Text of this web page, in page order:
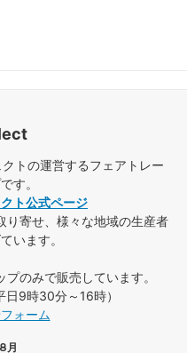
トの運営するフェアトレー
す。
ト公式ページ
り寄せ、様々な地域の生産者
います。
のみで販売しています。
9時30分～16時）
ォーム
月